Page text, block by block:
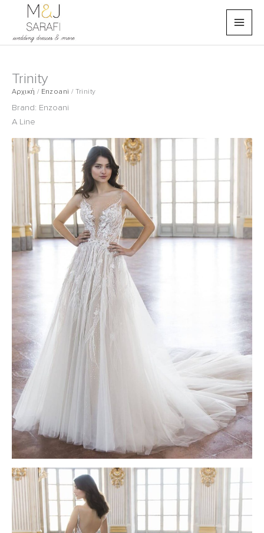
Μετάβαση
περιεχόμενο
Trinity
Αρχική / Enzoani / Trinity
Brand: Enzoani
A Line